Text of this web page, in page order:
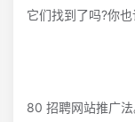
它们找到了吗?你也
80 招聘网站推广